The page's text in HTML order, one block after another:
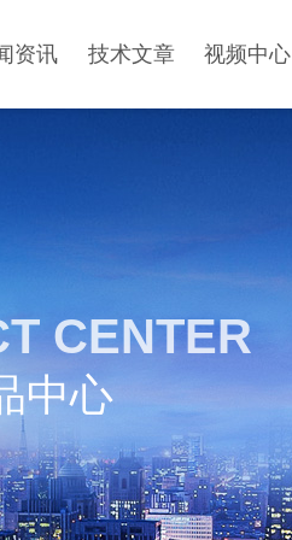
资讯 技术文章 视频中心
CENTER
中心